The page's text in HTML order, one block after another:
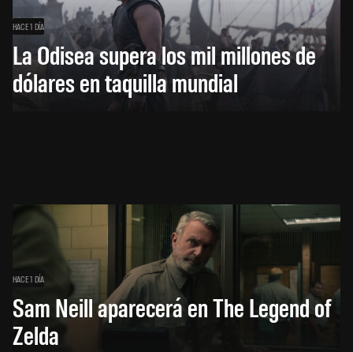
HACE 1 DÍA
La Odisea supera los mil millones de
dólares en taquilla mundial
HACE 1 DÍA
Sam Neill aparecerá en The Legend of
Zelda